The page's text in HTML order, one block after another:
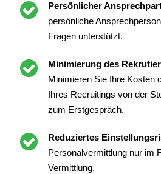
Persönlicher
persönliche
Fragen unterstützt.
Minimierung des
Minimieren Sie Ihre Kosten
Ihres Recruitings von der
zum Erstgespräch.
Reduziertes
Personalvermittlung nur im
Vermittlung.